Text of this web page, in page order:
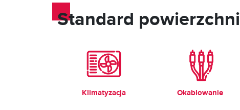
Standard powierzchni
Klimatyzacja Okablowanie